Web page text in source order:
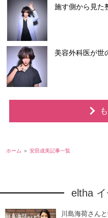
施す側から見た
美容外科医が世
ホーム 安田成美記事一覧
eltha
川島海荷さん